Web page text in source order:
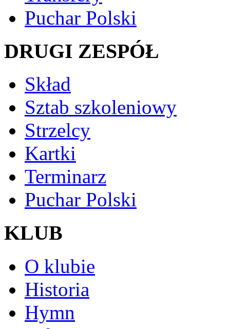
Puchar Polski
DRUGI ZESPÓŁ
Skład
Sztab szkoleniowy
Strzelcy
Kartki
Terminarz
Puchar Polski
KLUB
O klubie
Historia
Hymn